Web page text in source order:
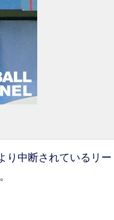
り中断されているリー